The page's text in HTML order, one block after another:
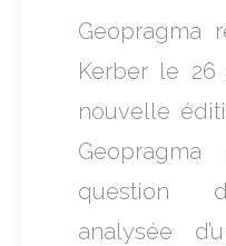
Geopragma
Kerber le
nouvelle
question
analysée